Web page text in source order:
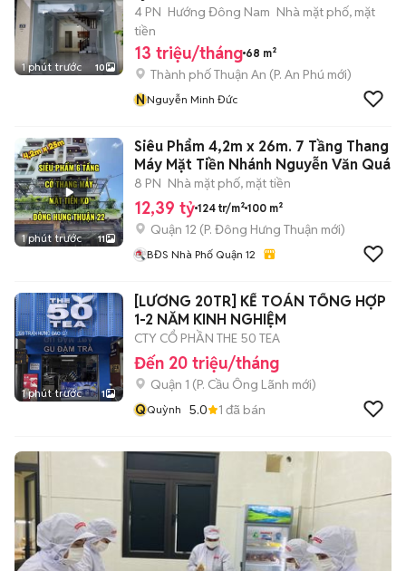
1 phút trước 10
4 PN Hướng Đông Nam Nhà mặt phố, mặt
tiền
13 triệu/tháng 68 m²
Thành phố Thuận An (P. An Phú mới)
NNguyễn Minh Đức
1 phút trước 11
Siêu Phẩm 4,2m x 26m. 7 Tầng Thang
Máy Mặt Tiền Nhánh Nguyễn Văn Quá
8 PN Nhà mặt phố, mặt tiền
12,39 tỷ 124 tr/m² 100 m²
Quận 12 (P. Đông Hưng Thuận mới)
BĐS Nhà Phố Quận 12
1 phút trước 1
[LƯƠNG 20TR] KẾ TOÁN TỔNG HỢP
1-2 NĂM KINH NGHIỆM
CTY CỔ PHẦN THE 50 TEA
Đến 20 triệu/tháng
Quận 1 (P. Cầu Ông Lãnh mới)
QQuỳnh 5.0 1 đã bán